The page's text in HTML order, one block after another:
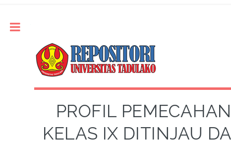
PROFIL
KELAS IX DITINJAU